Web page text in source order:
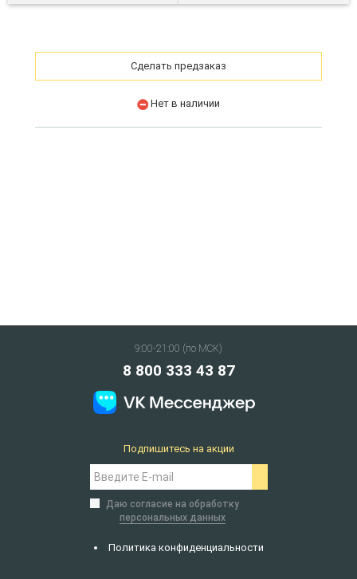
Сделать предзаказ
Нет в наличии
9:00-21:00 (по МСК)
8 800 333 43 87
Политика конфиденциальности
Подпишитесь на акции
Даю согласие на обработку
персональных данных